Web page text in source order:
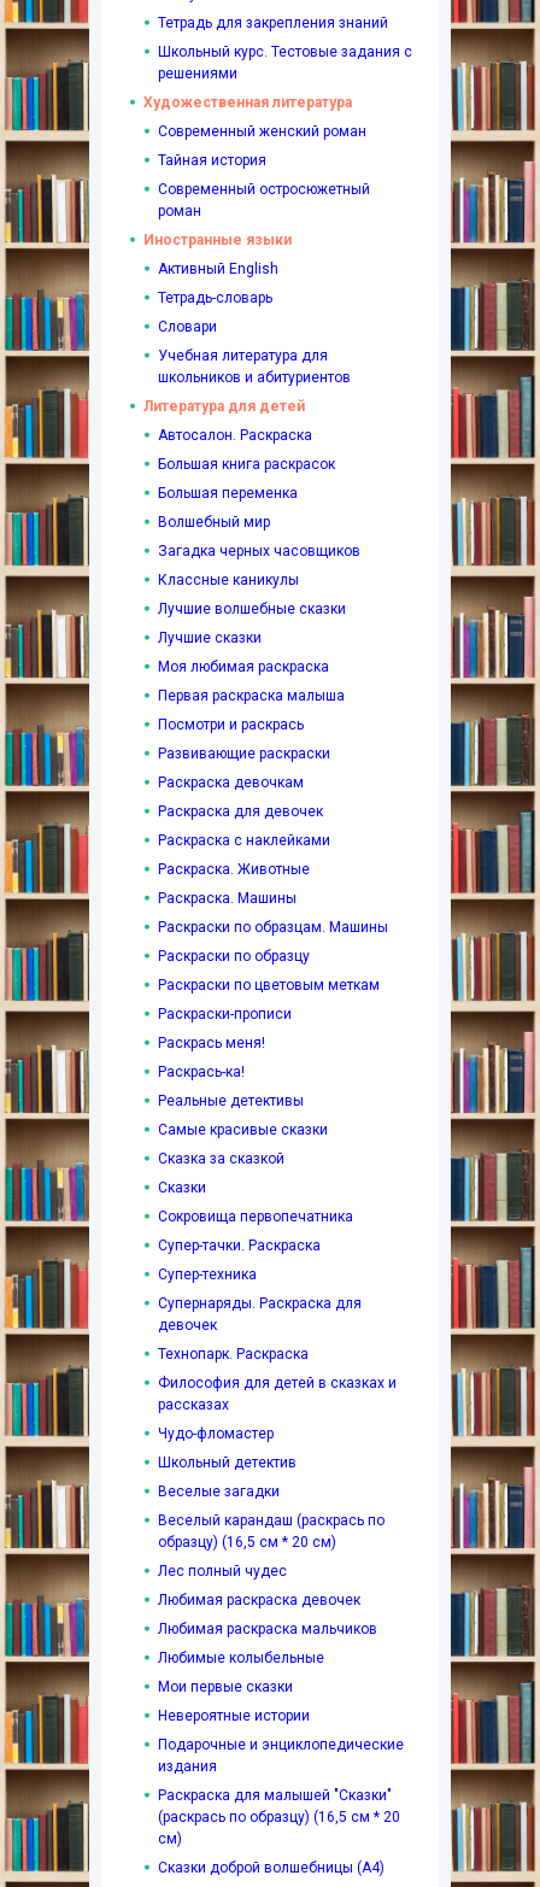
Тетрадь для закрепления знаний
Школьный курс. Тестовые задания с
решениями
Художественная литература
Современный женский роман
Тайная история
Современный остросюжетный
роман
Иностранные языки
Активный English
Тетрадь-словарь
Словари
Учебная литература для
школьников и абитуриентов
Литература для детей
Автосалон. Раскраска
Большая книга раскрасок
Большая переменка
Волшебный мир
Загадка черных часовщиков
Классные каникулы
Лучшие волшебные сказки
Лучшие сказки
Моя любимая раскраска
Первая раскраска малыша
Посмотри и раскрась
Развивающие раскраски
Раскраска девочкам
Раскраска для девочек
Раскраска с наклейками
Раскраска. Животные
Раскраска. Машины
Раскраски по образцам. Машины
Раскраски по образцу
Раскраски по цветовым меткам
Раскраски-прописи
Раскрась меня!
Раскрась-ка!
Реальные детективы
Самые красивые сказки
Сказка за сказкой
Сказки
Сокровища первопечатника
Супер-тачки. Раскраска
Супер-техника
Супернаряды. Раскраска для
девочек
Технопарк. Раскраска
Философия для детей в сказках и
рассказах
Чудо-фломастер
Школьный детектив
Веселые загадки
Веселый карандаш (раскрась по
образцу) (16,5 см * 20 см)
Лес полный чудес
Любимая раскраска девочек
Любимая раскраска мальчиков
Любимые колыбельные
Мои первые сказки
Невероятные истории
Подарочные и энциклопедические
издания
Раскраска для малышей "Сказки"
(раскрась по образцу) (16,5 см * 20
см)
Сказки доброй волшебницы (А4)